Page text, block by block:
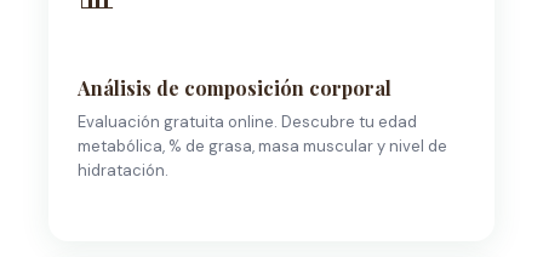
Análisis de composición corporal
Evaluación gratuita online. Descubre tu edad
metabólica, % de grasa, masa muscular y nivel de
hidratación.